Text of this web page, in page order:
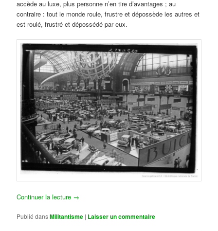
accède au luxe, plus personne n’en tire d’avantages ; au
contraire : tout le monde roule, frustre et dépossède les autres et
est roulé, frustré et dépossédé par eux.
Continuer la lecture →
Publié dansMilitantisme | Laisser un commentaire